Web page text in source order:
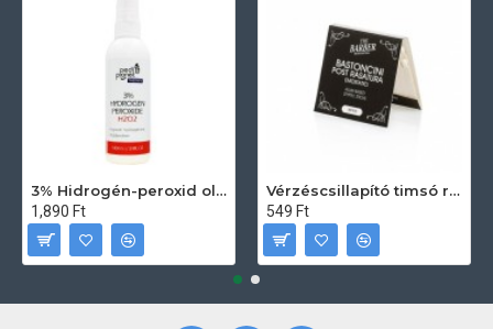
3% Hidrogén-peroxid oldat (sebfertőtlenítő) 100ml
1,890 Ft
Vérzéscsillapító timsó rúd 20db
549 Ft